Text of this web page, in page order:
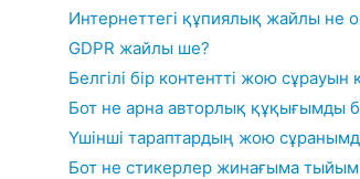
Интернеттегі құпиялық жайлы не
GDPR жайлы ше?
Белгілі бір контентті жою
Бот не арна авторлық құқығымды
Үшінші тараптардың жою
Бот не стикерлер жинағыма